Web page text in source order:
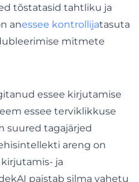
tõstatasid tahtliku ja
anessee kontrollijatasuta
mitmete
essee kirjutamise
essee terviklikkuse
suured tagajärjed
areng on
ja
paistab silma vahetu